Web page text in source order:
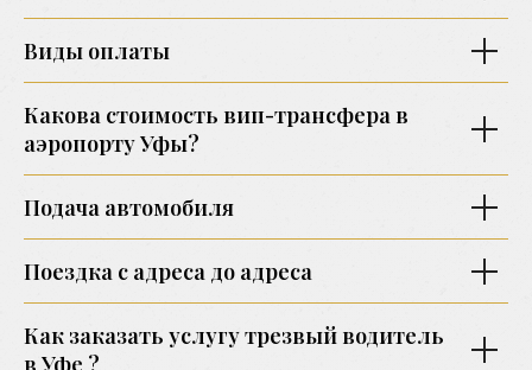
Виды оплаты
Какова стоимость вип-трансфера в
аэропорту Уфы?
Подача автомобиля
Поездка с адреса до адреса
Как заказать услугу трезвый водитель
в Уфе ?